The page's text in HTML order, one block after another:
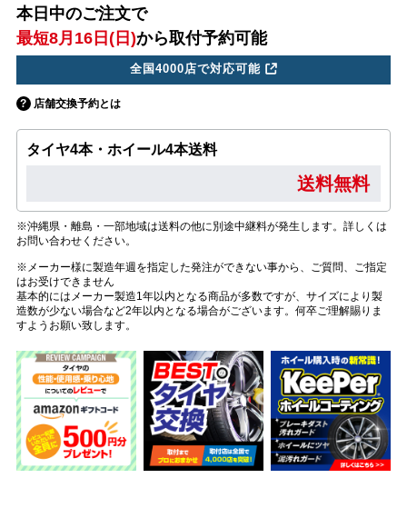
本日中のご注文で
最短8月16日(日)から取付予約可能
全国4000店で対応可能
店舗交換予約とは
タイヤ4本・ホイール4本送料
送料無料
※沖縄県・離島・一部地域は送料の他に別途中継料が発生します。詳しくは
お問い合わせください。
※メーカー様に製造年週を指定した発注ができない事から、ご質問、ご指定
はお受けできません
基本的にはメーカー製造1年以内となる商品が多数ですが、サイズにより製
造数が少ない場合など2年以内となる場合がございます。何卒ご理解賜りま
すようお願い致します。